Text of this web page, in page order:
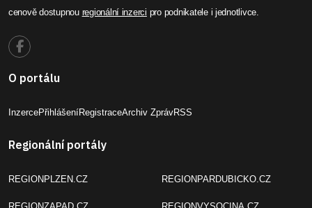
cenově dostupnou regionální inzerci pro podnikatele i jednotlivce.
O portálu
InzercePřihlášeníRegistraceArchiv ZprávRSS
Regionální portály
REGIONPLZEN.CZ REGIONPARDUBICKO.CZ